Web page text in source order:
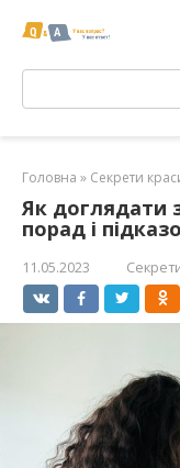
Поиск:
Головна » Секрети
Як доглядати
порад і
11.05.2023